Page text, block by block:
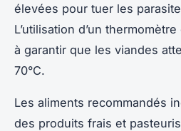
élevées pour tuer les
L’utilisation d’un
à garantir que les viandes
70°C.
Les aliments recommandés
des produits frais et